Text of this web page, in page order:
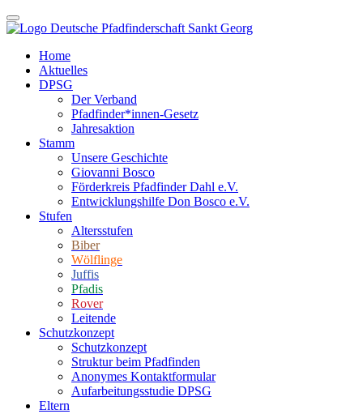
Home
Aktuelles
DPSG
Der Verband
Pfadfinder*innen-Gesetz
Jahresaktion
Stamm
Unsere Geschichte
Giovanni Bosco
Förderkreis Pfadfinder Dahl e.V.
Entwicklungshilfe Don Bosco e.V.
Stufen
Altersstufen
Biber
Wölflinge
Juffis
Pfadis
Rover
Leitende
Schutzkonzept
Schutzkonzept
Struktur beim Pfadfinden
Anonymes Kontaktformular
Aufarbeitungsstudie DPSG
Eltern